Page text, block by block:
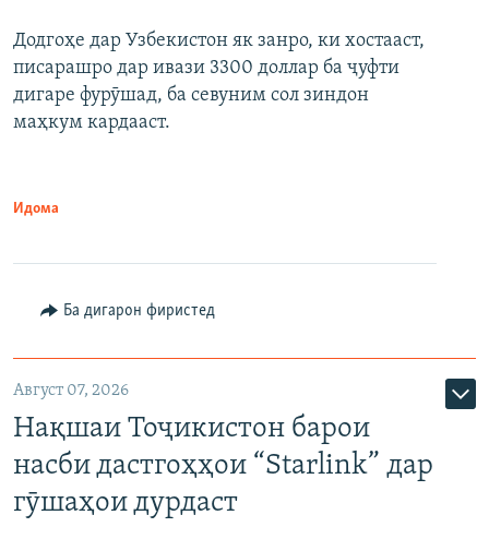
Додгоҳе дар Узбекистон як занро, ки хостааст,
писарашро дар ивази 3300 доллар ба ҷуфти
дигаре фурӯшад, ба севуним сол зиндон
маҳкум кардааст.
Идома
Ба дигарон фиристед
Август 07, 2026
Нақшаи Тоҷикистон барои
насби дастгоҳҳои “Starlink” дар
гӯшаҳои дурдаст